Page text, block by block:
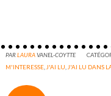
PARLAURAVANEL-COYTTE
M'INTERESSE J'AI LU J'AI LU DANS